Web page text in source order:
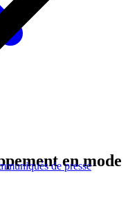
de presse
en mode